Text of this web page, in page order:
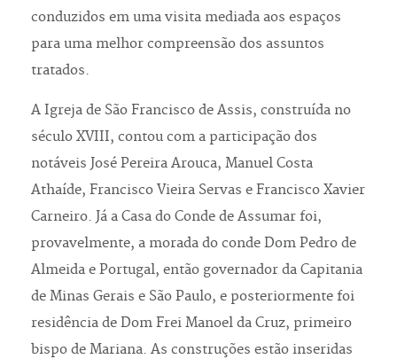
conduzidos em uma visita mediada aos espaços
para uma melhor compreensão dos assuntos
tratados.
A Igreja de São Francisco de Assis, construída no
século XVIII, contou com a participação dos
notáveis José Pereira Arouca, Manuel Costa
Athaíde, Francisco Vieira Servas e Francisco Xavier
Carneiro. Já a Casa do Conde de Assumar foi,
provavelmente, a morada do conde Dom Pedro de
Almeida e Portugal, então governador da Capitania
de Minas Gerais e São Paulo, e posteriormente foi
residência de Dom Frei Manoel da Cruz, primeiro
bispo de Mariana. As construções estão inseridas